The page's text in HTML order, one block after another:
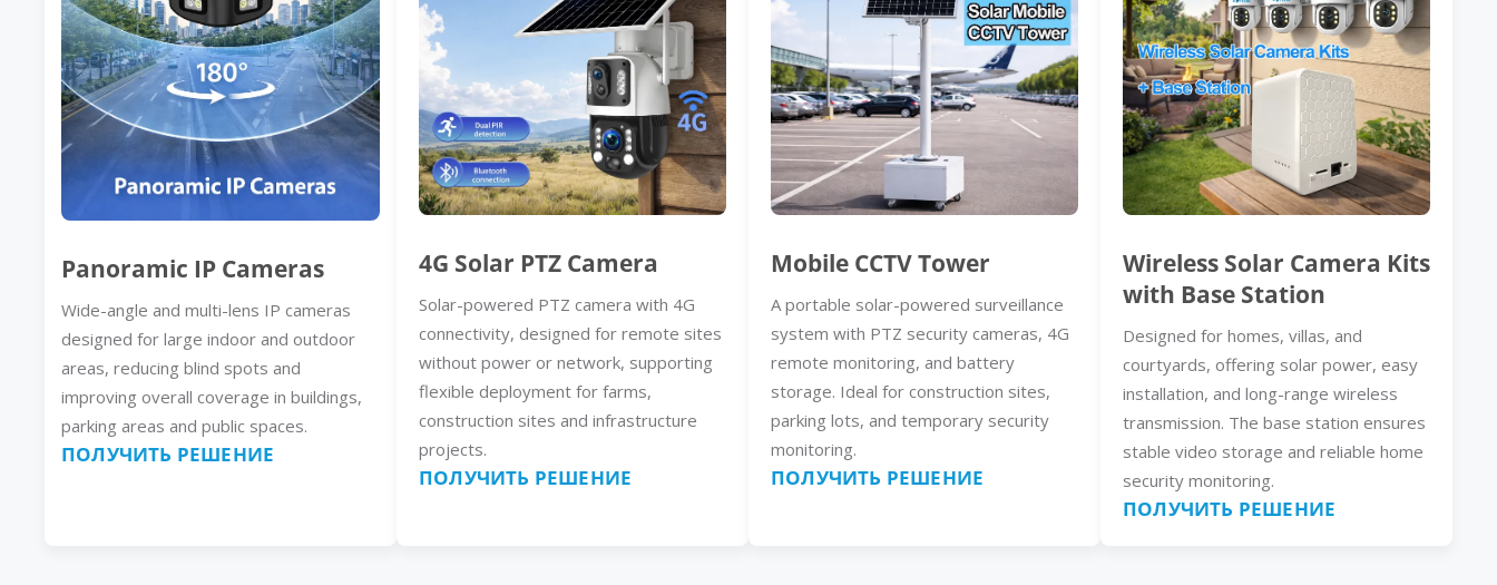
Panoramic IP Cameras
Wide-angle and multi-lens IP cameras
designed for large indoor and outdoor
areas, reducing blind spots and
improving overall coverage in buildings,
parking areas and public spaces.
ПОЛУЧИТЬ РЕШЕНИЕ
4G Solar PTZ Camera
Solar-powered PTZ camera with 4G
connectivity, designed for remote sites
without power or network, supporting
flexible deployment for farms,
construction sites and infrastructure
projects.
ПОЛУЧИТЬ РЕШЕНИЕ
Mobile CCTV Tower
A portable solar-powered surveillance
system with PTZ security cameras, 4G
remote monitoring, and battery
storage. Ideal for construction sites,
parking lots, and temporary security
monitoring.
ПОЛУЧИТЬ РЕШЕНИЕ
Wireless Solar Camera Kits
with Base Station
Designed for homes, villas, and
courtyards, offering solar power, easy
installation, and long-range wireless
transmission. The base station ensures
stable video storage and reliable home
security monitoring.
ПОЛУЧИТЬ РЕШЕНИЕ